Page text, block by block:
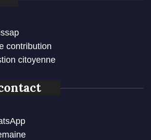
contribution
citoyenne